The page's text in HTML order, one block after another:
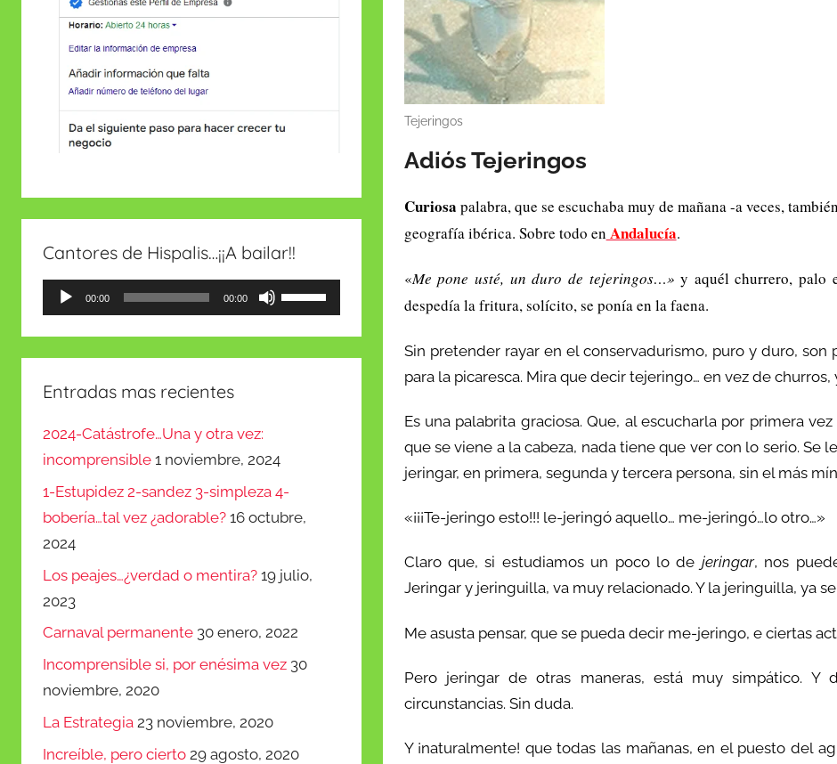
Tejeringos
Adiós Tejeringos
Curiosa palabra, que se escuchaba muy de mañana -a veces,
geografía ibérica. Sobre todo en Andalucía.
«Me pone usté, un duro de tejeringos…»y aquél churrero, palo
despedía la fritura, solícito, se ponía en la faena.
Sin pretender rayar en el conservadurismo, puro y duro, son
para la picaresca. Mira que decir tejeringo… en vez de
Es una palabrita graciosa. Que, al escucharla por primera
que se viene a la cabeza, nada tiene que ver con lo serio.
jeringar, en primera, segunda y tercera persona, sin el más
«¡¡¡Te-jeringo esto!!! le-jeringó aquello… me-jeringó…lo otro…»
Claro que, si estudiamos un poco lo de jeringar, nos
Jeringar y jeringuilla, va muy relacionado. Y la jeringuilla, ya
Me asusta pensar, que se pueda decir me-jeringo, e ciertas
Pero jeringar de otras maneras, está muy simpático. Y
circunstancias. Sin duda.
Y ¡naturalmente! que todas las mañanas, en el puesto del
Cantores de Hispalis…¡¡A bailar!!
Reproductor
de
audio
00:00 00:00
Utiliza
las
o
disminuir
volumen.
Entradas mas recientes
2024-Catástrofe…Una y otra vez:
incomprensible 1 noviembre, 2024
1-Estupidez 2-sandez 3-simpleza 4-
bobería…tal vez ¿adorable? 16 octubre,
2024
Los peajes…¿verdad o mentira? 19 julio,
2023
Carnaval permanente 30 enero, 2022
Incomprensible si, por enésima vez 30
noviembre, 2020
La Estrategia 23 noviembre, 2020
Increíble, pero cierto 29 agosto, 2020